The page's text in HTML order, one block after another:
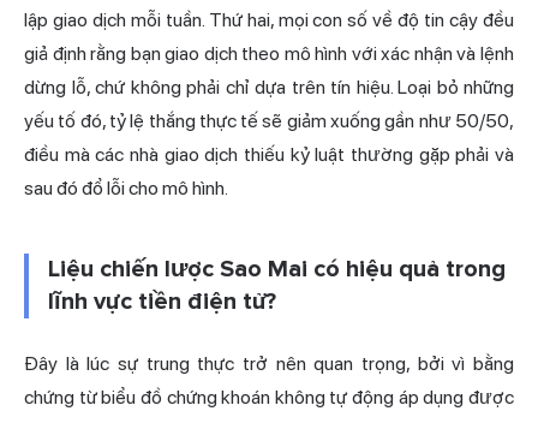
lập giao dịch mỗi tuần. Thứ hai, mọi con số về độ tin cậy đều
giả định rằng bạn giao dịch theo mô hình với xác nhận và lệnh
dừng lỗ, chứ không phải chỉ dựa trên tín hiệu. Loại bỏ những
yếu tố đó, tỷ lệ thắng thực tế sẽ giảm xuống gần như 50/50,
điều mà các nhà giao dịch thiếu kỷ luật thường gặp phải và
sau đó đổ lỗi cho mô hình.
Liệu chiến lược Sao Mai có hiệu quả trong
lĩnh vực tiền điện tử?
Đây là lúc sự trung thực trở nên quan trọng, bởi vì bằng
chứng từ biểu đồ chứng khoán không tự động áp dụng được